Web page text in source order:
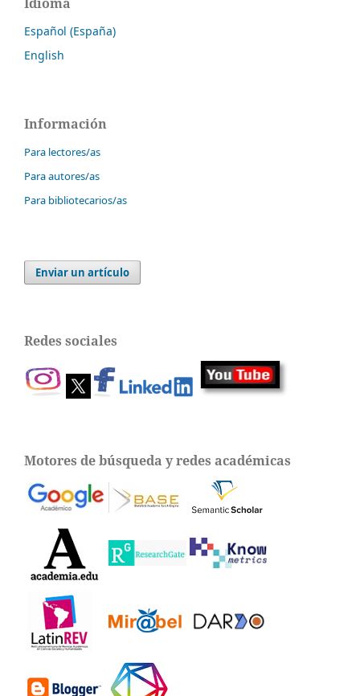
Español (España)
English
Información
Para lectores/as
Para autores/as
Para bibliotecarios/as
Enviar un artículo
Redes sociales
Motores de búsqueda y redes académicas